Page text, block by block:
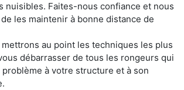
nuisibles. Faites-nous confiance et nous
les maintenir à bonne distance de
au point les techniques les plus
débarrasser de tous les rongeurs qui
à votre structure et à son